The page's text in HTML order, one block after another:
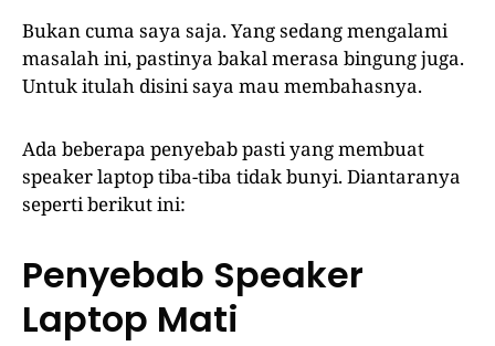
Bukan cuma saya saja. Yang sedang mengalami
masalah ini, pastinya bakal merasa bingung juga.
Untuk itulah disini saya mau membahasnya.
Ada beberapa penyebab pasti yang membuat
speaker laptop tiba-tiba tidak bunyi. Diantaranya
seperti berikut ini:
Penyebab Speaker
Laptop Mati